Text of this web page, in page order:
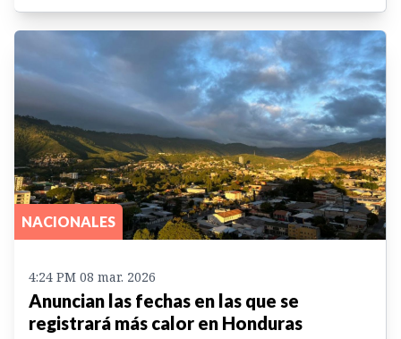
NACIONALES
4:24 PM 08 mar. 2026
Anuncian las fechas en las que se
registrará más calor en Honduras